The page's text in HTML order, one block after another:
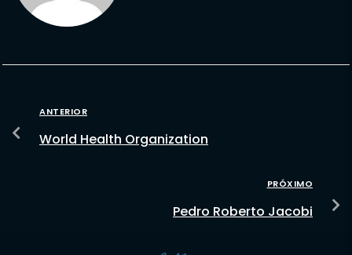
ANTERIOR
World Health Organization
PRÓXIMO
Pedro Roberto Jacobi